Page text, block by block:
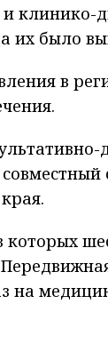
клинико-
их было
в
которых
на